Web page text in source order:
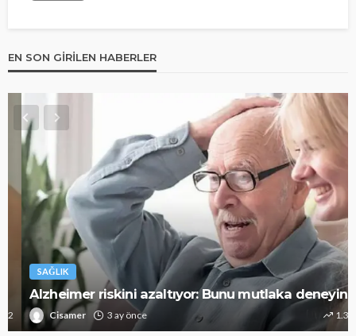
EN SON GIRILEN HABERLER
SAĞLIK
Alzheimer riskini azaltıyor: Bunu mutlaka deneyin
Cisamer 3 ay önce 1.3k